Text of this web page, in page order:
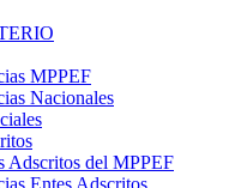
MPPEF
Nacionales
Adscritos del MPPEF
Entes Adscritos